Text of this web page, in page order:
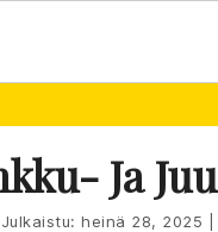
Ja
Julkaistu: heinä 28, 2025